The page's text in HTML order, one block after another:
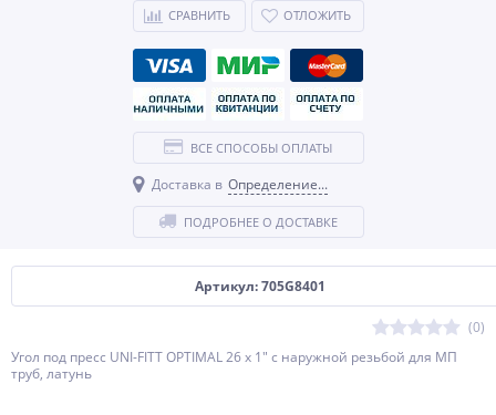
Артикул: 705G8401
(0)
Угол под пресс UNI-FITT OPTIMAL 26 х 1" с наружной резьбой для МП
труб, латунь
СРАВНИТЬ ОТЛОЖИТЬ
ВСЕ СПОСОБЫ ОПЛАТЫ
Доставка в Определение...
ПОДРОБНЕЕ О ДОСТАВКЕ